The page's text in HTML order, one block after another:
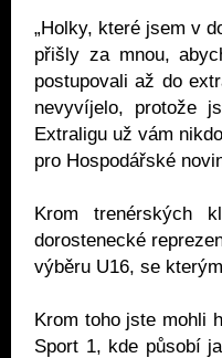
„Holky, které jsem v
přišly za mnou,
postupovali až do
nevyvíjelo, protože
Extraligu už vám
pro Hospodářské
Krom trenérských
dorostenecké
výběru U16, se
Krom toho jste mohli
Sport 1, kde působí